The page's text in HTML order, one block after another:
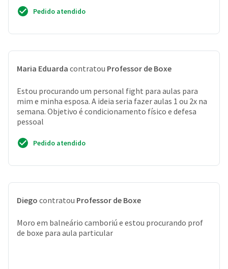
Pedido atendido
Maria Eduarda contratou Professor de Boxe
Estou procurando um personal fight para aulas para
mim e minha esposa. A ideia seria fazer aulas 1 ou 2x na
semana. Objetivo é condicionamento físico e defesa
pessoal
Pedido atendido
Diego contratou Professor de Boxe
Moro em balneário camboriú e estou procurando prof
de boxe para aula particular